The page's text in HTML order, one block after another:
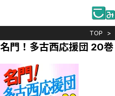
TOP
名門！多古西応援団 20巻